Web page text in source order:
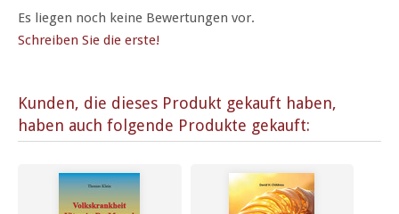
Es liegen noch keine Bewertungen vor.
Schreiben Sie die erste!
Kunden, die dieses Produkt gekauft haben,
haben auch folgende Produkte gekauft: